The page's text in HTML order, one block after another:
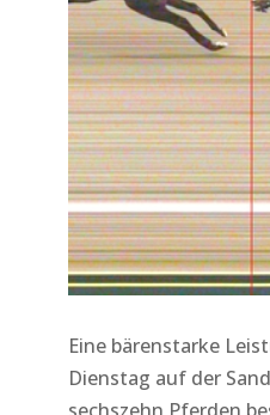
Eine bärenstarke
Dienstag auf der